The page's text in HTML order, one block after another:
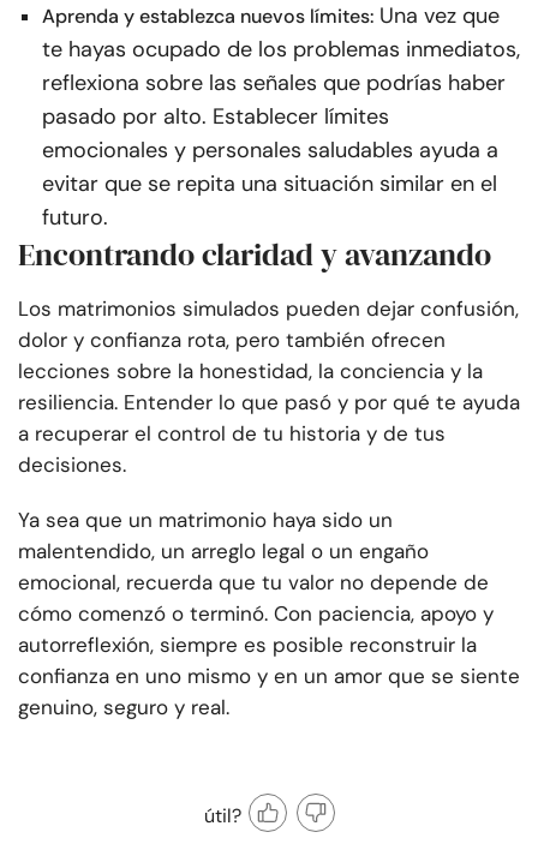
Aprenda y establezca nuevos límites: Una vez que
te hayas ocupado de los problemas inmediatos,
reflexiona sobre las señales que podrías haber
pasado por alto. Establecer límites
emocionales y personales saludables ayuda a
evitar que se repita una situación similar en el
futuro.
Encontrando claridad y avanzando
Los matrimonios simulados pueden dejar confusión,
dolor y confianza rota, pero también ofrecen
lecciones sobre la honestidad, la conciencia y la
resiliencia. Entender lo que pasó y por qué te ayuda
a recuperar el control de tu historia y de tus
decisiones.
Ya sea que un matrimonio haya sido un
malentendido, un arreglo legal o un engaño
emocional, recuerda que tu valor no depende de
cómo comenzó o terminó. Con paciencia, apoyo y
autorreflexión, siempre es posible reconstruir la
confianza en uno mismo y en un amor que se siente
genuino, seguro y real.
útil?